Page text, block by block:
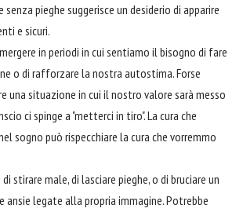
pieghe suggerisce un desiderio di apparire
e sicuri.
in periodi in cui sentiamo il bisogno di fare
o di rafforzare la nostra autostima. Forse
una situazione in cui il nostro valore sarà messo
ci spinge a "metterci in tiro". La cura che
sogno può rispecchiare la cura che vorremmo
stirare male, di lasciare pieghe, o di bruciare un
legate alla propria immagine. Potrebbe